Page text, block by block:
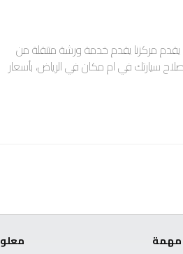
مركزنا يقدم خدمة ورشة متنقلة من
سيارتك في ام مكان في الرياض، بأسعار
مهمة